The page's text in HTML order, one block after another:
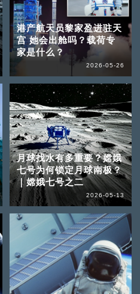
港产航天员黎家盈进驻天
宫 她会出舱吗？载荷专
家是什么？
2026-05-26
月球找水有多重要？嫦娥
七号为何锁定月球南极？
｜嫦娥七号之二
2026-05-13